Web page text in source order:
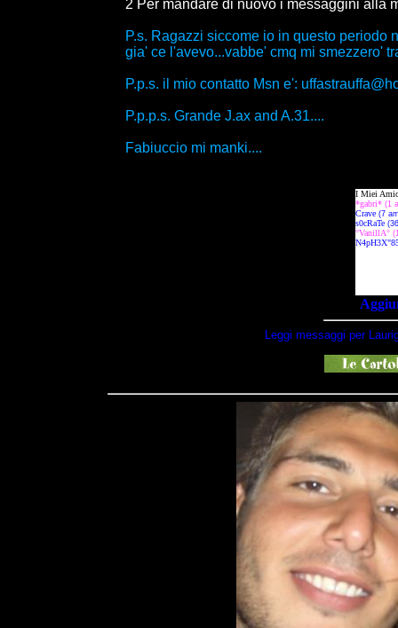
2 Per mandare di nuovo i messaggini alla
P.s. Ragazzi siccome io in questo periodo
gia' ce l'avevo...vabbe' cmq mi smezzero'
P.p.s. il mio contatto Msn e':
P.p.p.s. Grande J.ax and A.31....
Fabiuccio mi manki....
Leggi messaggi per